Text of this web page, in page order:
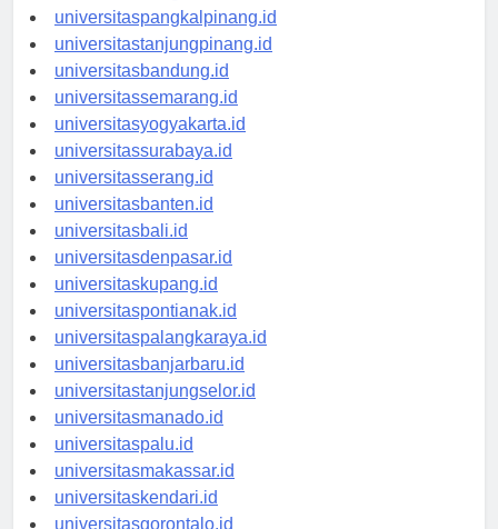
universitasbengkulu.id
universitaspangkalpinang.id
universitastanjungpinang.id
universitasbandung.id
universitassemarang.id
universitasyogyakarta.id
universitassurabaya.id
universitasserang.id
universitasbanten.id
universitasbali.id
universitasdenpasar.id
universitaskupang.id
universitaspontianak.id
universitaspalangkaraya.id
universitasbanjarbaru.id
universitastanjungselor.id
universitasmanado.id
universitaspalu.id
universitasmakassar.id
universitaskendari.id